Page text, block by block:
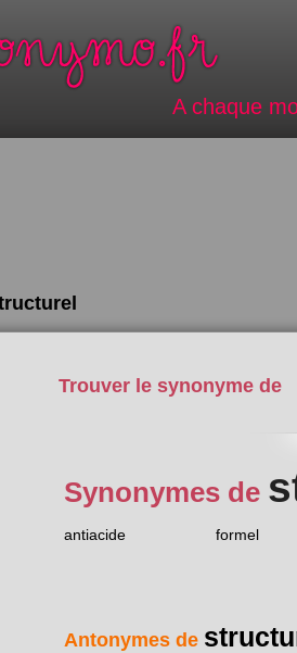
A chaque
Trouver le synonyme de
Synonymes de
antiacide formel
Antonymes de